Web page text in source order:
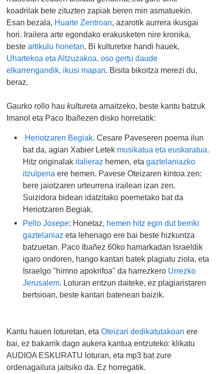
koadrilak bete zituzten zapiak beren min asmatuekin.
Esan bezala, Huarte Zentroan, azarotik aurrera ikusgai
hori. Irailera arte egondako erakusketen nire kronika,
besteartikulu honetan. Bi kulturetxe handi hauek,
Uhartekoa eta Altzuzakoa, oso gertu daude
elkarrengandik, ikusi mapan. Bisita bikoitza merezi du,
beraz.
Gaurko rollo haukulturetaamaitzeko, beste kantu batzuk
Imanol eta Paco Ibañezen disko horretatik:
Heriotzaren Begiak. Cesare Paveseren poema ilun
bat da, agian Xabier Letek musikatua eta euskaratua.
Hitz originalak italieraz hemen, eta gaztelaniazko
itzulpena ere hemen. Pavese Oteizaren kintoa zen:
bere jaiotzaren urteurrena irailean izan zen.
Suizidora bidean idatzitako poemetako bat da
Heriotzaren Begiak.
Pello Joxepe: Honetaz, hemen hitz egin dut berriki
gaztelaniaz eta lehenago ere bai beste hizkuntza
batzuetan. Paco Ibañez 60ko hamarkadan Israeldik
igaro ondoren, hango kantari batek plagiatu ziola, eta
Israelgo "himno apokrifoa" da harrezkero Urrezko
Jerusalem. Loturan entzun daiteke, ez plagiaristaren
bertsioan, beste kantari batenean baizik.
Kantu hauen loturetan, etaOteizari dedikatutakoan ere
bai, ez bakarrik dago aukera kantua entzuteko: klikatu
AUDIOA ESKURATU loturan, eta mp3 bat zure
ordenagailura jaitsiko da. Ez horregatik.